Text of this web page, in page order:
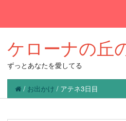
ケローナの丘
ずっとあなたを愛してる
/ お出かけ / アテネ3日目